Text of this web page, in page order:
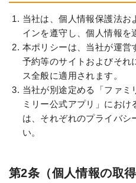
当社は、個人情報保護法お
インを遵守し、個人情報を
本ポリシーは、当社が運営
予約等のサイトおよびそれ
ス全般に適用されます。
当社が別途定める「ファミ
ミリー公式アプリ」におけ
は、それぞれのプライバシ
い。
第2条（個人情報の取